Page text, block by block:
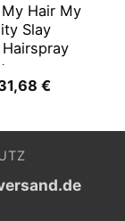
My Hair My
Slay
Preis
€
€Aktueller
31,68 €.